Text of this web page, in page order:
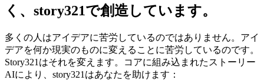
く、story321で創造しています。
多くの人はアイデアに苦労しているのではありません。アイ
デアを何か現実のものに変えることに苦労しているのです。
Story321はそれを変えます。コアに組み込まれたストーリー
AIにより、story321はあなたを助けます：